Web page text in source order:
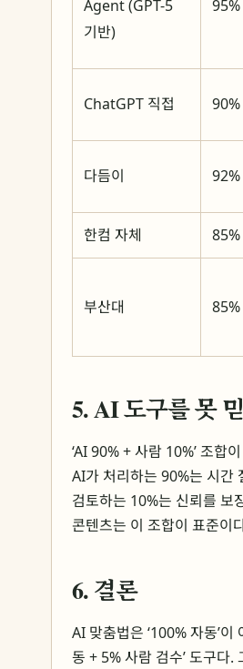
Agent (GPT-5
기반)
95%
ChatGPT 직접 90%
다듬이 92%
한컴 자체 85%
부산대 85%
5. AI 도구를 못
‘AI 90% + 사람 10%’ 조합
AI가 처리하는 90%는 시간
검토하는 10%는 신뢰를 보
콘텐츠는 이 조합이 표준이
6. 결론
AI 맞춤법은 ‘100% 자동’이
동 + 5% 사람 검수’ 도구다.